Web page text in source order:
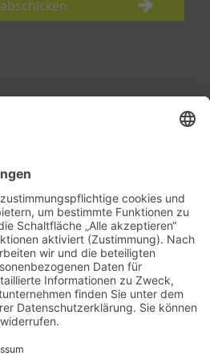
abschicken
nach oben